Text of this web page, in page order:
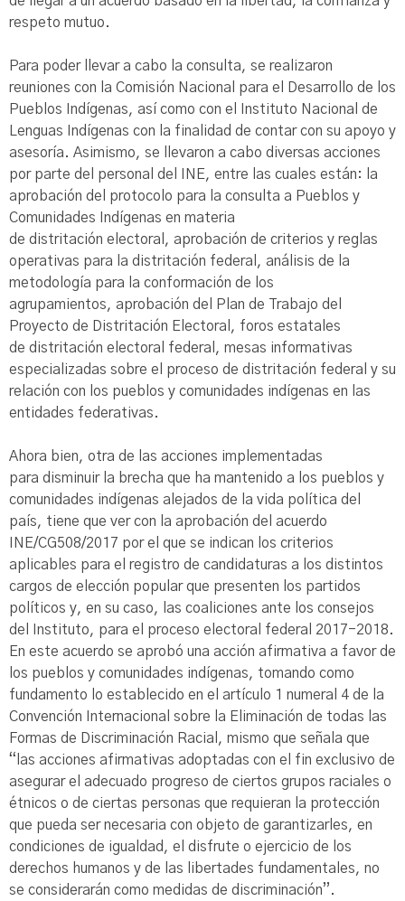
respeto mutuo.
Para poder llevar a cabo la consulta, se realizaron
reuniones con la Comisión Nacional para el Desarrollo de los
Pueblos Indígenas, así como con el Instituto Nacional de
Lenguas Indígenas con la finalidad de contar con su apoyo y
asesoría. Asimismo, se llevaron a cabo diversas acciones
por parte del personal del INE, entre las cuales están: la
aprobación del protocolo para la consulta a Pueblos y
Comunidades Indígenas en materia
de distritación electoral, aprobación de criterios y reglas
operativas para la distritación federal, análisis de la
metodología para la conformación de los
agrupamientos, aprobación del Plan de Trabajo del
Proyecto de Distritación Electoral, foros estatales
de distritación electoral federal, mesas informativas
especializadas sobre el proceso de distritación federal y su
relación con los pueblos y comunidades indígenas en las
entidades federativas.
Ahora bien, otra de las acciones implementadas
para disminuir la brecha que ha mantenido a los pueblos y
comunidades indígenas alejados de la vida política del
país, tiene que ver con la aprobación del acuerdo
INE/CG508/2017 por el que se indican los criterios
aplicables para el registro de candidaturas a los distintos
cargos de elección popular que presenten los partidos
políticos y, en su caso, las coaliciones ante los consejos
del Instituto, para el proceso electoral federal 2017-2018.
En este acuerdo se aprobó una acción afirmativa a favor de
los pueblos y comunidades indígenas, tomando como
fundamento lo establecido en el artículo 1 numeral 4 de la
Convención Internacional sobre la Eliminación de todas las
Formas de Discriminación Racial, mismo que señala que
“las acciones afirmativas adoptadas con el fin exclusivo de
asegurar el adecuado progreso de ciertos grupos raciales o
étnicos o de ciertas personas que requieran la protección
que pueda ser necesaria con objeto de garantizarles, en
condiciones de igualdad, el disfrute o ejercicio de los
derechos humanos y de las libertades fundamentales, no
se considerarán como medidas de discriminación”.